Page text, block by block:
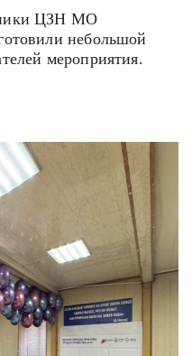
ЦЗН МО
небольшой
мероприятия.